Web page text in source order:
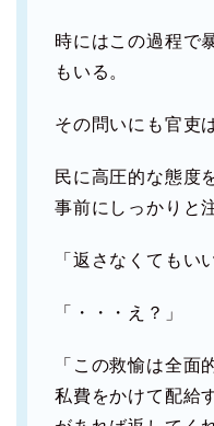
時にはこの過程で
もいる。
その問いにも官吏
民に高圧的な態度
事前にしっかりと
「返さなくてもい
「・・・え？」
「この救愉は全面
私費をかけて配給